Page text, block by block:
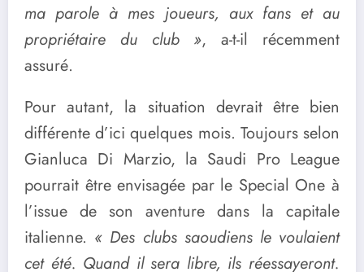
ma parole à mes joueurs, aux fans et au
propriétaire du club », a-t-il récemment
assuré.
Pour autant, la situation devrait être bien
différente d’ici quelques mois. Toujours selon
Gianluca Di Marzio, la Saudi Pro League
pourrait être envisagée par le Special One à
l’issue de son aventure dans la capitale
italienne. « Des clubs saoudiens le voulaient
cet été. Quand il sera libre, ils réessayeront.